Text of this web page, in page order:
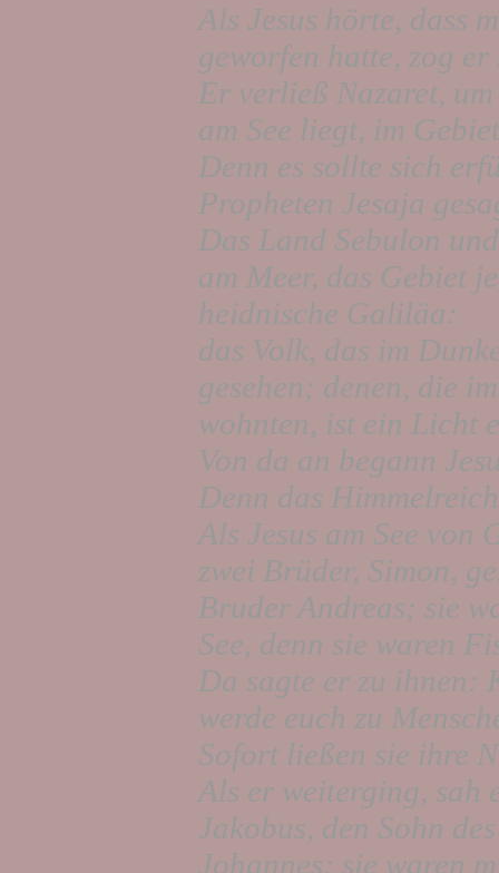
Als Jesus hörte, dass
geworfen hatte, zog
Er verließ Nazaret,
am See liegt, im
Denn es sollte sich
Propheten Jesaja
Das Land Sebulon
am Meer, das Gebiet
heidnische Galiläa:
das Volk, das im
gesehen; denen, die
wohnten, ist ein Licht
Von da an begann
Denn das
Als Jesus am See
zwei Brüder, Simon,
Bruder Andreas; sie
See, denn sie waren
Da sagte er zu ihnen:
werde euch zu
Sofort ließen sie ihre
Als er weiterging, sah
Jakobus, den Sohn
Johannes; sie waren